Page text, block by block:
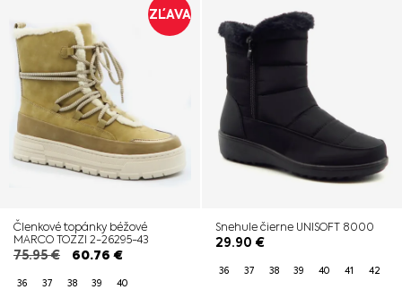
ZĽAVA
Členkové topánky béžové
MARCO TOZZI 2-26295-43
75.95€ 60.76 €
36 37 38 39 40
Snehule čierne UNISOFT 8000
29.90 €
36 37 38 39 40 41 42